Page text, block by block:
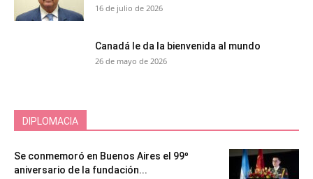
16 de julio de 2026
Canadá le da la bienvenida al mundo
26 de mayo de 2026
DIPLOMACIA
Se conmemoró en Buenos Aires el 99º
aniversario de la fundación...